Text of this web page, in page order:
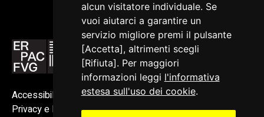
alcun visitatore individuale. Se
vuoi aiutarci a garantire un
servizio migliore premi il pulsante
[Accetta], altrimenti scegli
[Rifiuta]. Per maggiori
informazioni leggi l'informativa
estesa sull'uso dei cookie.
Accessibilità
Privacy e Note legali